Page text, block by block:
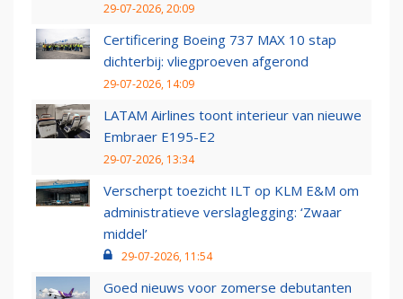
29-07-2026, 20:09
Certificering Boeing 737 MAX 10 stap
dichterbij: vliegproeven afgerond
29-07-2026, 14:09
LATAM Airlines toont interieur van nieuwe
Embraer E195-E2
29-07-2026, 13:34
Verscherpt toezicht ILT op KLM E&M om
administratieve verslaglegging: ‘Zwaar
middel’
29-07-2026, 11:54
Goed nieuws voor zomerse debutanten